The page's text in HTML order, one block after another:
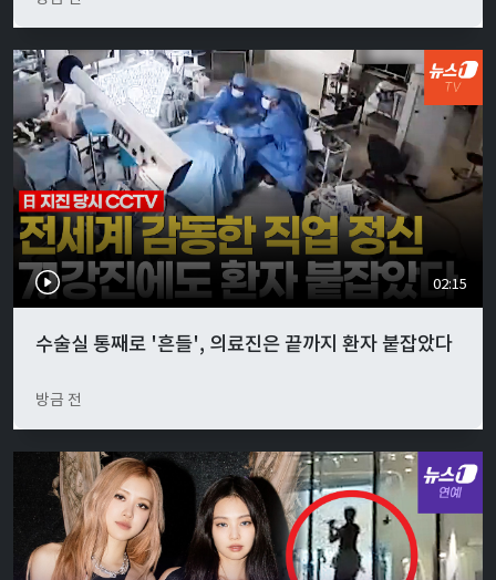
02:15
수술실 통째로 '흔들', 의료진은 끝까지 환자 붙잡았다
방금 전